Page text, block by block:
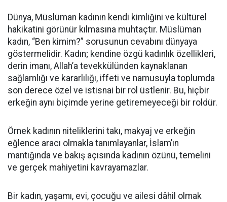
Dünya, Müslüman kadının kendi kimliğini ve kültürel
hakikatini görünür kılmasına muhtaçtır. Müslüman
kadın, “Ben kimim?” sorusunun cevabını dünyaya
göstermelidir. Kadın; kendine özgü kadınlık özellikleri,
derin imanı, Allah’a tevekkülünden kaynaklanan
sağlamlığı ve kararlılığı, iffeti ve namusuyla toplumda
son derece özel ve istisnai bir rol üstlenir. Bu, hiçbir
erkeğin aynı biçimde yerine getiremeyeceği bir roldür.
Örnek kadının niteliklerini takı, makyaj ve erkeğin
eğlence aracı olmakla tanımlayanlar, İslam’ın
mantığında ve bakış açısında kadının özünü, temelini
ve gerçek mahiyetini kavrayamazlar.
Bir kadın, yaşamı, evi, çocuğu ve ailesi dâhil olmak